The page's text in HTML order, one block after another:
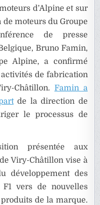
d’Alpine et sur
moteurs du Groupe
de presse
Bruno Famin,
Alpine, a confirmé
de fabrication
Châtillon. Famin a
de la direction de
le processus de
présentée aux
Viry-Châtillon vise à
développement des
vers de nouvelles
de la marque.